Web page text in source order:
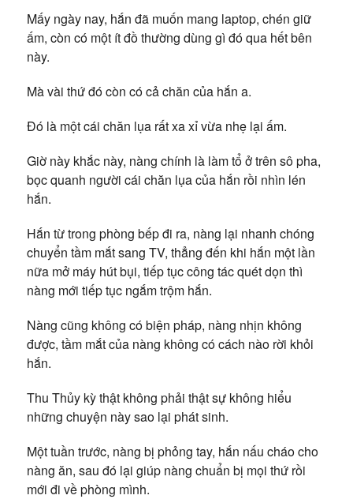
Mấy ngày nay, hắn đã muốn mang laptop, chén giữ
ấm, còn có một ít đồ thường dùng gì đó qua hết bên
này.
Mà vài thứ đó còn có cả chăn của hắn a.
Đó là một cái chăn lụa rất xa xỉ vừa nhẹ lại ấm.
Giờ này khắc này, nàng chính là làm tổ ở trên sô pha,
bọc quanh người cái chăn lụa của hắn rồi nhìn lén
hắn.
Hắn từ trong phòng bếp đi ra, nàng lại nhanh chóng
chuyển tầm mắt sang TV, thẳng đến khi hắn một lần
nữa mở máy hút bụi, tiếp tục công tác quét dọn thì
nàng mới tiếp tục ngắm trộm hắn.
Nàng cũng không có biện pháp, nàng nhịn không
được, tầm mắt của nàng không có cách nào rời khỏi
hắn.
Thu Thủy kỳ thật không phải thật sự không hiểu
những chuyện này sao lại phát sinh.
Một tuần trước, nàng bị phỏng tay, hắn nấu cháo cho
nàng ăn, sau đó lại giúp nàng chuẩn bị mọi thứ rồi
mới đi về phòng mình.